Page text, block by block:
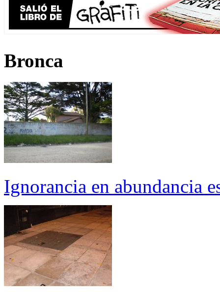
Bronca
Ignorancia en abundancia